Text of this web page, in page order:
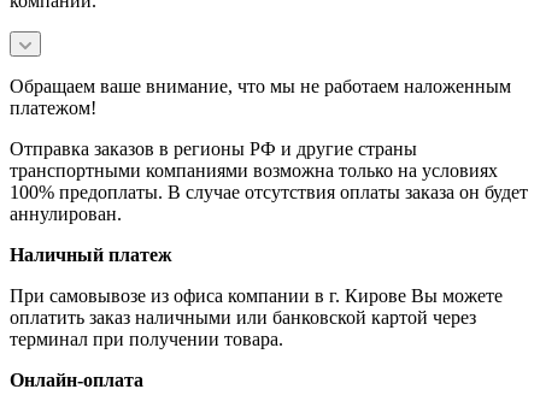
Обращаем ваше внимание, что мы не работаем наложенным
платежом!
Отправка заказов в регионы РФ и другие страны
транспортными компаниями возможна только на условиях
100% предоплаты. В случае отсутствия оплаты заказа он будет
аннулирован.
Наличный платеж
При самовывозе из офиса компании в г. Кирове Вы можете
оплатить заказ наличными или банковской картой через
терминал при получении товара.
Онлайн-оплата